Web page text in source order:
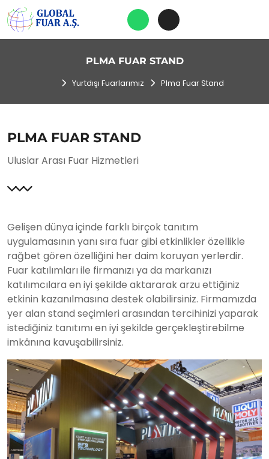
PLMA FUAR STAND
Yurtdışı Fuarlarımız
Plma Fuar Stand
PLMA FUAR STAND
Uluslar Arası Fuar Hizmetleri
Gelişen dünya içinde farklı birçok tanıtım
uygulamasının yanı sıra fuar gibi etkinlikler özellikle
rağbet gören özelliğini her daim koruyan yerlerdir.
Fuar katılımları ile firmanızı ya da markanızı
katılımcılara en iyi şekilde aktararak arzu ettiğiniz
etkinin kazanılmasına destek olabilirsiniz. Firmamızda
yer alan stand seçimleri arasından tercihinizi yaparak
istediğiniz tanıtımı en iyi şekilde gerçekleştirebilme
imkânına kavuşabilirsiniz.